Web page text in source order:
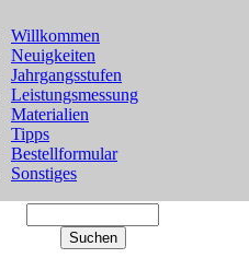
Willkommen
Neuigkeiten
Jahrgangsstufen
Leistungsmessung
Materialien
Tipps
Bestellformular
Sonstiges